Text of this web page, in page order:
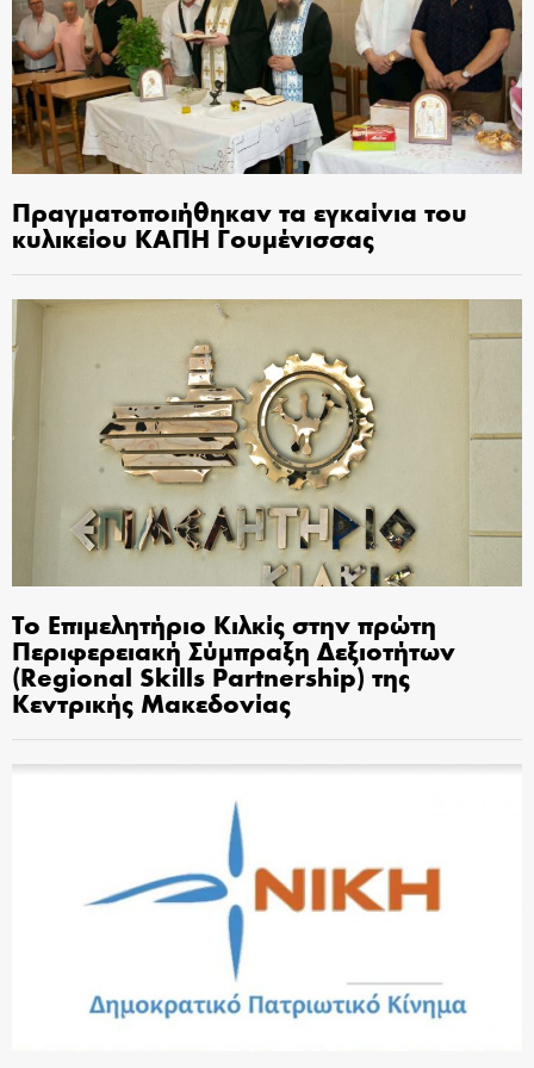
Πραγματοποιήθηκαν τα εγκαίνια του
κυλικείου ΚΑΠΗ Γουμένισσας
Το Επιμελητήριο Κιλκίς στην πρώτη
Περιφερειακή Σύμπραξη Δεξιοτήτων
(Regional Skills Partnership) της
Κεντρικής Μακεδονίας